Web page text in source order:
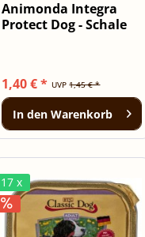
Animonda Integra
Protect Dog - Schale
UVP1,45 € *
1,40 € *
In den Warenkorb
17 x